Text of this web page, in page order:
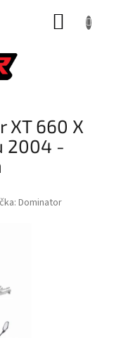
XT 660 X
2004 -
Dominator